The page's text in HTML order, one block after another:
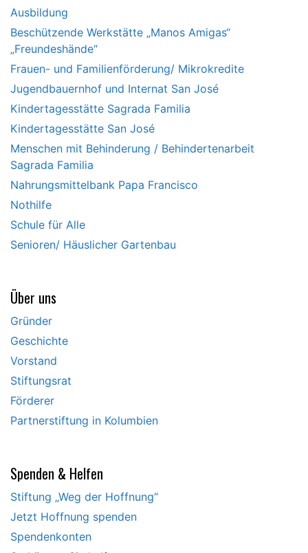
Ausbildung
Beschützende Werkstätte „Manos Amigas“
„Freundeshände“
Frauen- und Familienförderung/ Mikrokredite
Jugendbauernhof und Internat San José
Kindertagesstätte Sagrada Familia
Kindertagesstätte San José
Menschen mit Behinderung / Behindertenarbeit
Sagrada Familia
Nahrungsmittelbank Papa Francisco
Nothilfe
Schule für Alle
Senioren/ Häuslicher Gartenbau
Über uns
Gründer
Geschichte
Vorstand
Stiftungsrat
Förderer
Partnerstiftung in Kolumbien
Spenden & Helfen
Stiftung „Weg der Hoffnung“
Jetzt Hoffnung spenden
Spendenkonten